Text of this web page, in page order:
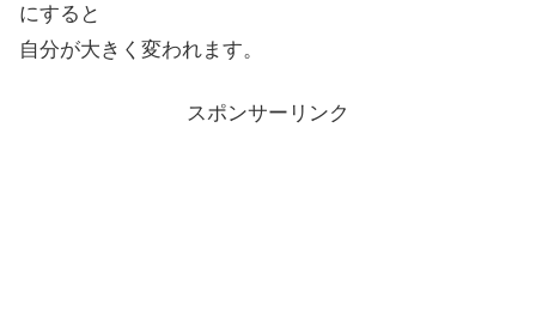
にすると
自分が大きく変われます。
スポンサーリンク